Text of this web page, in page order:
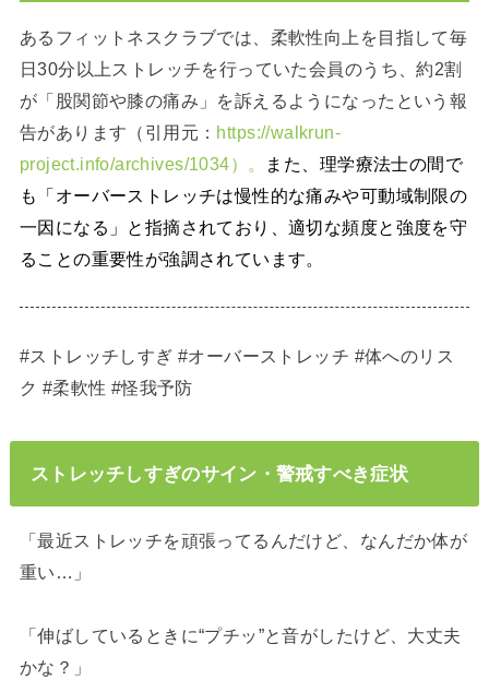
あるフィットネスクラブでは、柔軟性向上を目指して毎
日30分以上ストレッチを行っていた会員のうち、約2割
が「股関節や膝の痛み」を訴えるようになったという報
告があります（引用元： https://walkrun-
project.info/archives/1034）。
また、理学療法士の間で
も「オーバーストレッチは慢性的な痛みや可動域制限の
一因になる」と指摘されており、適切な頻度と強度を守
ることの重要性が強調されています。
#ストレッチしすぎ #オーバーストレッチ #体へのリス
ク #柔軟性 #怪我予防
ストレッチしすぎのサイン・警戒すべき症状
「最近ストレッチを頑張ってるんだけど、なんだか体が
重い…」
「伸ばしているときに“プチッ”と音がしたけど、大丈夫
かな？」